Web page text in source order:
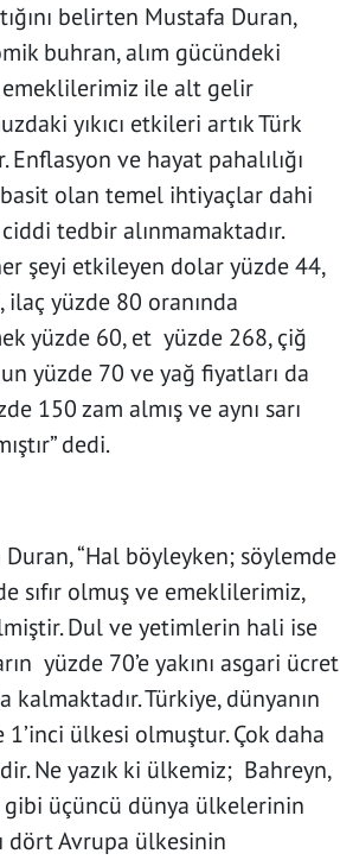
belirten Mustafa Duran,
buhran, alım gücündeki
emeklilerimiz ile alt gelir
yıkıcı etkileri artık Türk
ve hayat pahalılığı
olan temel ihtiyaçlar dahi
tedbir alınmamaktadır.
şeyi etkileyen dolar yüzde 44,
yüzde 80 oranında
yüzde 60, et yüzde 268, çiğ
yüzde 70 ve yağ fiyatları da
150 zam almış ve aynı sarı
dedi.
“Hal böyleyken; söylemde
sıfır olmuş ve emeklilerimiz,
Dul ve yetimlerin hali ise
yüzde 70’e yakını asgari ücret
kalmaktadır. Türkiye, dünyanın
1’inci ülkesi olmuştur. Çok daha
Ne yazık ki ülkemiz; Bahreyn,
gibi üçüncü dünya ülkelerinin
dört Avrupa ülkesinin